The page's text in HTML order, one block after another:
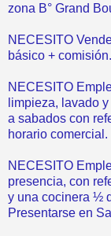
zona B° Grand
NECESITO
básico +
NECESITO
limpieza, lavado
a sabados con
horario comercial.
NECESITO
presencia, con
y una cocinera ½
Presentarse en